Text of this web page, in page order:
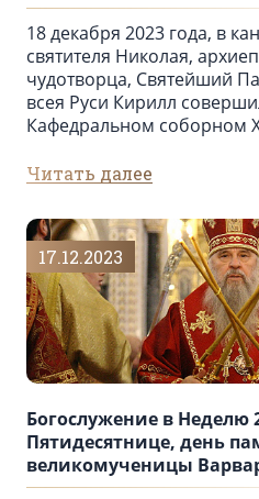
18 декабря 2023 года, в
святителя Николая,
чудотворца, Святейший
всея Руси Кирилл
Кафедральном соборном
Читать далее
17.12.2023
Богослужение в Неделю
Пятидесятнице, день
великомученицы